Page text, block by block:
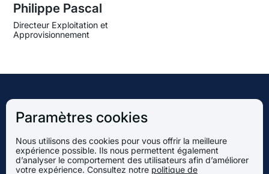
Philippe Pascal
Directeur Exploitation et
Approvisionnement
PEARL Infrastructure
Capital
Paramètres cookies
Nous utilisons des cookies pour vous offrir la meilleure
expérience possible. Ils nous permettent également
d’analyser le comportement des utilisateurs afin d’améliorer
votre expérience. Consultez notre politique de